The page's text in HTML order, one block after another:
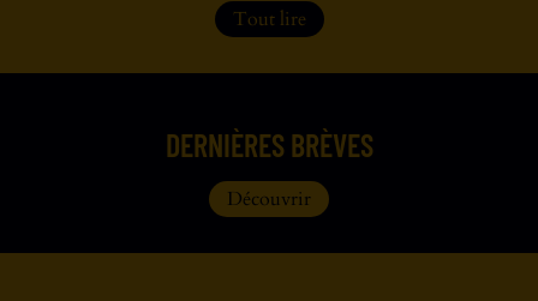
Tout lire
DERNIÈRES BRÈVES
Découvrir